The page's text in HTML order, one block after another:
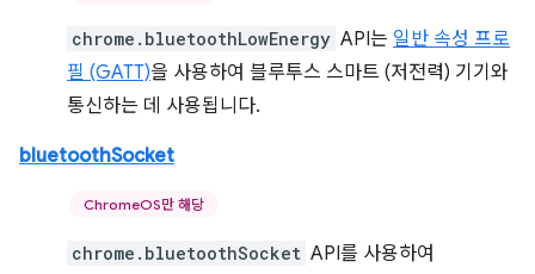
chrome.bluetoothLowEnergy API는 일반 속성 프로
필 (GATT)을 사용하여 블루투스 스마트 (저전력) 기기와
통신하는 데 사용됩니다.
bluetoothSocket
ChromeOS만 해당
chrome.bluetoothSocket API를 사용하여